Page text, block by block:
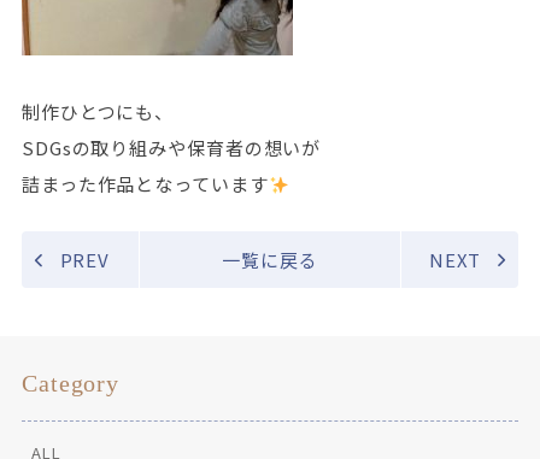
制作ひとつにも、
SDGsの取り組みや保育者の想いが
詰まった作品となっています
PREV 一覧に戻る NEXT
Category
ALL